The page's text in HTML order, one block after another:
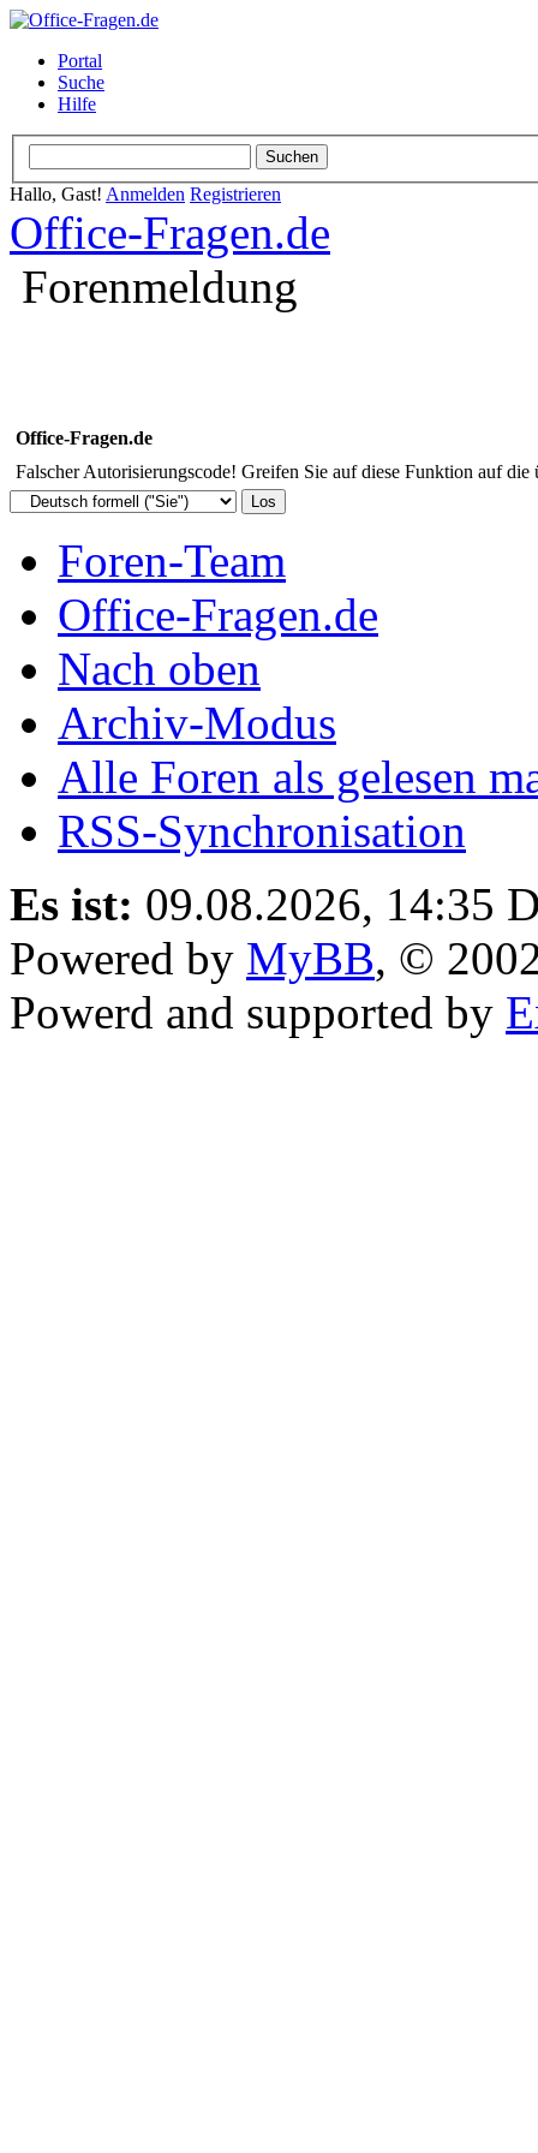
Portal
Suche
Hilfe
Hallo, Gast! Anmelden Registrieren
Office-Fragen.de
Forenmeldung
Office-Fragen.de
Falscher Autorisierungscode! Greifen Sie auf diese Funktion auf
Foren-Team
Office-Fragen.de
Nach oben
Archiv-Modus
Alle Foren als gelesen
RSS-Synchronisation
Es ist: 09.08.2026, 14:35
Powered by MyBB, ©
Powerd and supported by